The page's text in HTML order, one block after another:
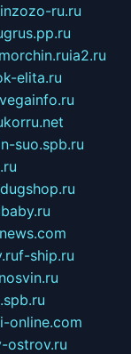
ru.ru
ia2.ru
elita.ru
korru.net
suo.spb.ru
dugshop.ru
f-ship.ru
online.com
ostrov.ru